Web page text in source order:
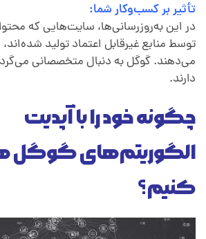
تأثیر بر کسب‌وکار شما:
در این به‌روزرسانی‌ها، سایت‌هایی که
توسط منابع غیرقابل اعتماد تولید
می‌دهند. گوگل به دنبال متخصصانی
دارند.
چگونه خود را با آپدیت
الگوریتم‌های گوگل
کنیم؟